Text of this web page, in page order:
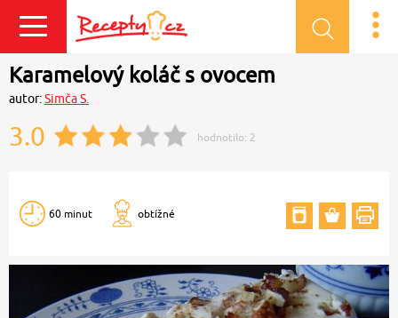
Přihlásit se
Karamelový koláč s ovocem
autor:Simča S.
3.0 hodnotilo: 2
60 minut obtížné